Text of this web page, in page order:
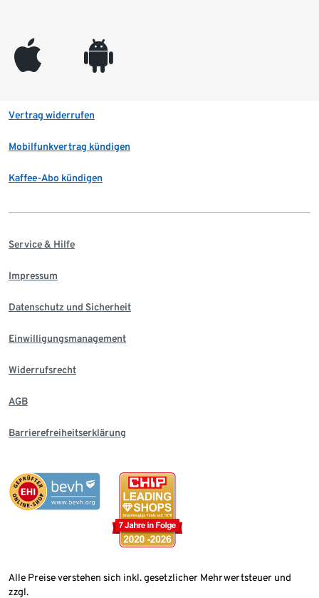
appleinc android
Vertrag widerrufen
Mobilfunkvertrag kündigen
Kaffee-Abo kündigen
Service & Hilfe
Impressum
Datenschutz und Sicherheit
Einwilligungsmanagement
Widerrufsrecht
AGB
Barrierefreiheitserklärung
Alle Preise verstehen sich inkl. gesetzlicher Mehrwertsteuer und
zzgl.